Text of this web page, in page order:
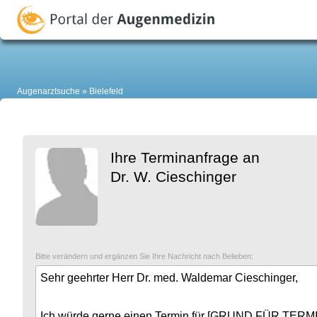
Augenarztsuche Bielefeld
Ihre Terminanfrage an
Dr. W. Cieschinger
Bitte verändern und ergänzen Sie Ihre Nachricht nach Belieben: